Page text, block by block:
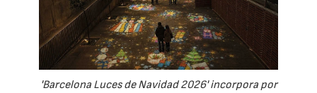
'Barcelona Luces de Navidad 2026' incorpora por